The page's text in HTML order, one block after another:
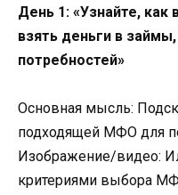
День 1: «Узнайте,
взять деньги в
потребностей»
Основная мысль:
подходящей МФО для
Изображение/видео:
критериями выбора